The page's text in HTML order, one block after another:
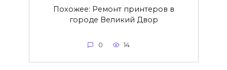
Похожее: Ремонт принтеров в
городе Великий Двор
0 14